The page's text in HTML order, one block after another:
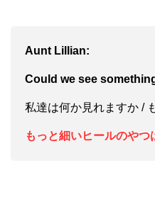
Aunt Lillian:
Could we see
私達は何か見れますか /
もっと細いヒールのやつ